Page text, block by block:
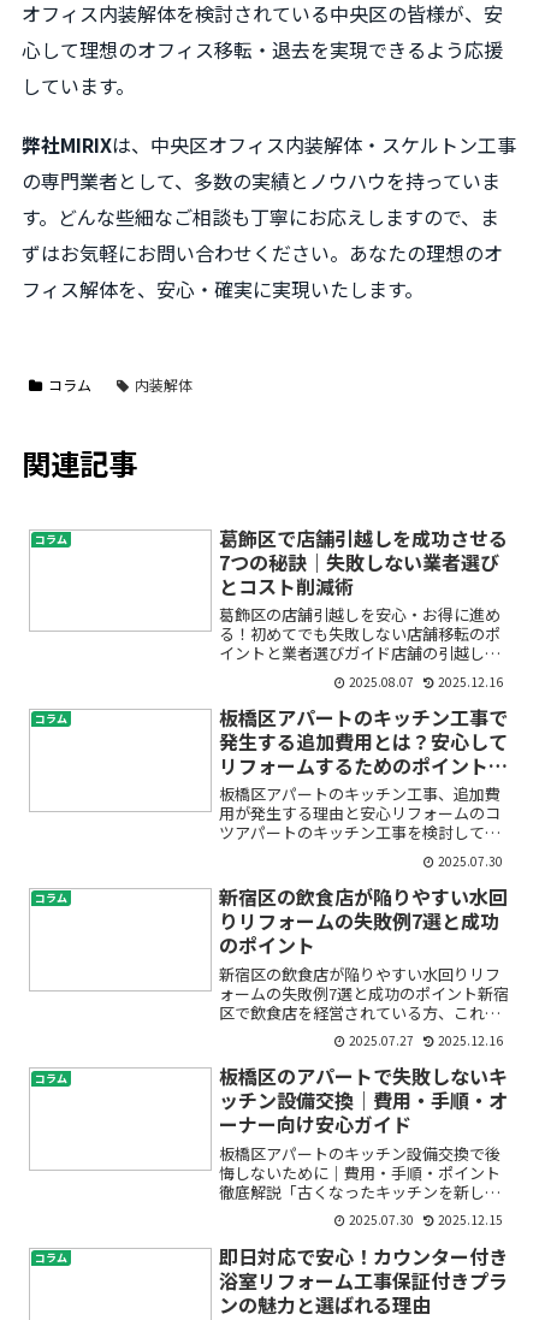
オフィス内装解体を検討されている中央区の皆様が、安
心して理想のオフィス移転・退去を実現できるよう応援
しています。
弊社MIRIXは、中央区オフィス内装解体・スケルトン工事
の専門業者として、多数の実績とノウハウを持っていま
す。どんな些細なご相談も丁寧にお応えしますので、ま
ずはお気軽にお問い合わせください。あなたの理想のオ
フィス解体を、安心・確実に実現いたします。
コラム 内装解体
関連記事
コラム
葛飾区で店舗引越しを成功させる
7つの秘訣｜失敗しない業者選び
とコスト削減術
葛飾区の店舗引越しを安心・お得に進め
る！初めてでも失敗しない店舗移転のポ
イントと業者選びガイド店舗の引越しや
移転を考えているけれど、「何から始め
たらいいのかわからない」「費用や手続
き、業者選びが不安」と感じていません
か？とくに葛飾区での店舗...
2025.08.07 2025.12.16
コラム
板橋区アパートのキッチン工事で
発生する追加費用とは？安心して
リフォームするためのポイントと
注意点
板橋区アパートのキッチン工事、追加費
用が発生する理由と安心リフォームのコ
ツアパートのキッチン工事を検討してい
る時、「費用はいくらかかるの？」「見
積もりより高くなることはあるの？」
「追加費用が不安…」といった悩みや疑
問を持つ方は少なくありませ...
2025.07.30
コラム
新宿区の飲食店が陥りやすい水回
りリフォームの失敗例7選と成功
のポイント
新宿区の飲食店が陥りやすい水回りリフ
ォームの失敗例7選と成功のポイント新宿
区で飲食店を経営されている方、これか
ら開業を目指す方にとって、「水回りの
リフォーム」は経営を左右する大きな決
断です。しかし、せっかく費用と時間を
かけてリフォームしたに...
2025.07.27 2025.12.16
コラム
板橋区のアパートで失敗しないキ
ッチン設備交換｜費用・手順・オ
ーナー向け安心ガイド
板橋区アパートのキッチン設備交換で後
悔しないために｜費用・手順・ポイント
徹底解説「古くなったキッチンを新しく
したい」「賃貸アパートの入居率を上げ
るためにリフォームを検討している」。
そんな思いをお持ちの板橋区のオーナー
様やご家族の方も多いので...
2025.07.30 2025.12.15
コラム
即日対応で安心！カウンター付き
浴室リフォーム工事保証付きプラ
ンの魅力と選ばれる理由